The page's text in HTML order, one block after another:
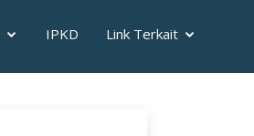
IPKD Link Terkait